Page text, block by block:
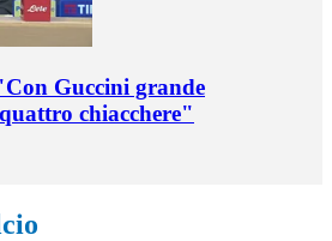
Guccini grande
chiacchere"